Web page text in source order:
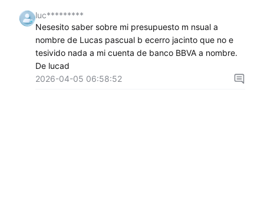
luc*********
Nesesito saber sobre mi presupuesto m nsual a
nombre de Lucas pascual b ecerro jacinto que no e
tesivido nada a mi cuenta de banco BBVA a nombre.
De lucad
2026-04-05 06:58:52